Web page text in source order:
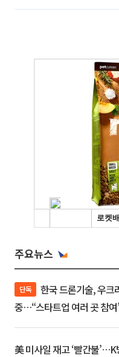
주요뉴스
단독
중…“스타트업 여러 곳 참
美 미사일 재고 ‘빨간불